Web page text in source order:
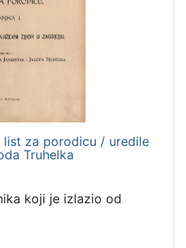
list za porodicu / uredile
Truhelka
koji je izlazio od